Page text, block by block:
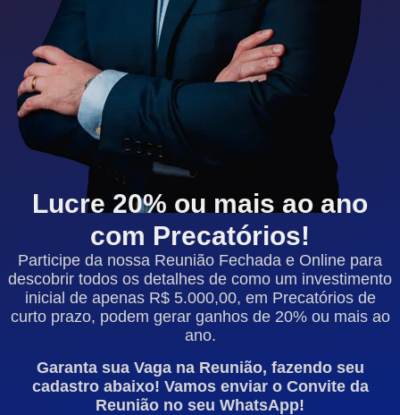
Lucre 20% ou mais ao ano
com Precatórios!
Participe da nossa Reunião Fechada e Online para
descobrir todos os detalhes de como um investimento
inicial de apenas R$ 5.000,00, em Precatórios de
curto prazo, podem gerar ganhos de 20% ou mais ao
ano.
Garanta sua Vaga na Reunião, fazendo seu
cadastro abaixo! Vamos enviar o Convite da
Reunião no seu WhatsApp!